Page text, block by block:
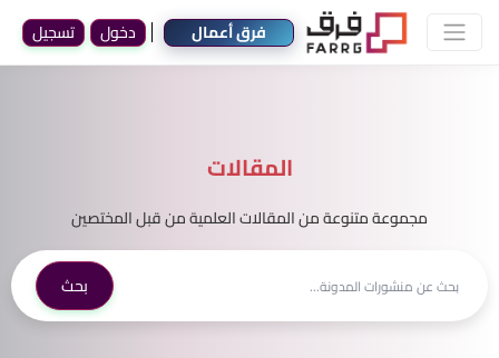
فرق أعمال دخول تسجيل
المقالات
مجموعة متنوعة من المقالات العلمية من قبل المختصين
بحث